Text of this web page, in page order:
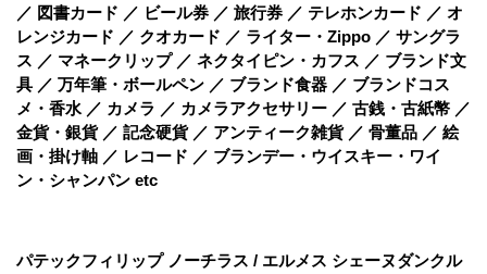
／ 図書カード ／ ビール券 ／ 旅行券 ／ テレホンカード ／ オ
レンジカード ／ クオカード ／ ライター・Zippo ／ サングラ
ス ／ マネークリップ ／ ネクタイピン・カフス ／ ブランド文
具 ／ 万年筆・ボールペン ／ ブランド食器 ／ ブランドコス
メ・香水 ／ カメラ ／ カメラアクセサリー ／ 古銭・古紙幣 ／
金貨・銀貨 ／ 記念硬貨 ／ アンティーク雑貨 ／ 骨董品 ／ 絵
画・掛け軸 ／ レコード ／ ブランデー・ウイスキー・ワイ
ン・シャンパン etc
パテックフィリップ ノーチラス / エルメス シェーヌダンクル